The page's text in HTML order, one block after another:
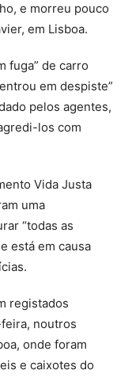
e morreu pouco
em Lisboa.
fuga” de carro
em despiste”
pelos agentes,
los com
Vida Justa
uma
“todas as
está em causa
registados
noutros
onde foram
e caixotes do